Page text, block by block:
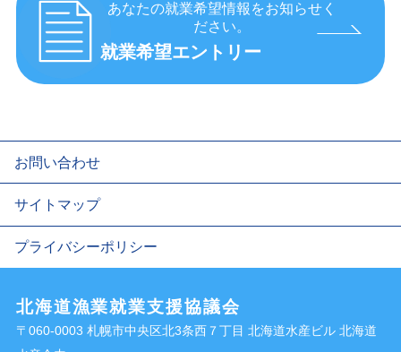
あなたの就業希望情報をお知らせく
ださい。
就業希望エントリー
お問い合わせ
サイトマップ
プライバシーポリシー
北海道漁業就業支援協議会
〒060-0003 札幌市中央区北3条西７丁目 北海道水産ビル 北海道